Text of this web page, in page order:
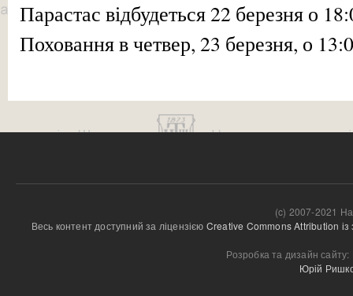
Парастас відбудеться 22 березня о
Поховання в четвер, 23 березня, о
(c) 2007-2021
Весь контент доступний за ліцензією Creative Commons Attribution
Розробка та дизайн сайту:
Юрій